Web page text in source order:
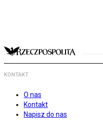
KONTAKT
O nas
Kontakt
Napisz do nas